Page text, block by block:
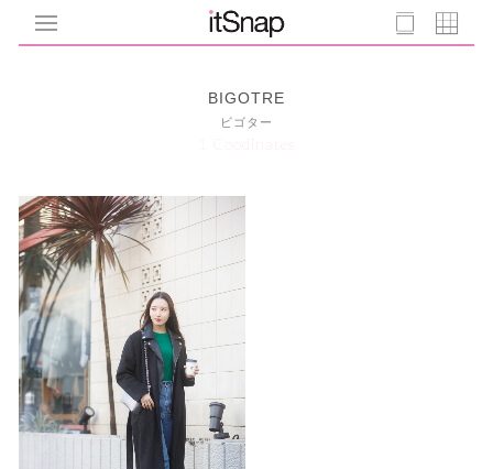
BIGOTRE
ビゴター
1 Coodinates